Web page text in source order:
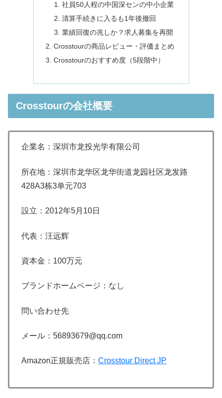
社員50人程の中国深センの中小企業
清算手続きに入るも1年後撤回
業績回復の兆しか？求人募集を再開
Crosstourの商品レビュー・評価まとめ
Crosstourのおすすめ度（5段階中）
Crosstourの会社概要
企業名： 深圳市龙投光学有限公司
所在地： 深圳市龙华区龙华街道龙园社区龙发路
428A3栋3单元703
設立：2012年5月10日
代表： 汪远辉
資本金： 100万元
ブランドホームページ：なし
問い合わせ先
メール： 56893679@qq.com
Amazon正規販売店： Crosstour Direct JP